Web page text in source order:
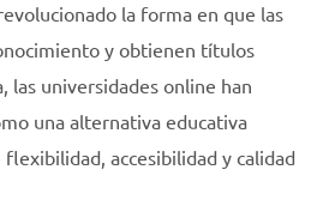
la forma en que las
y obtienen títulos
las universidades online han
una alternativa educativa
accesibilidad y calidad